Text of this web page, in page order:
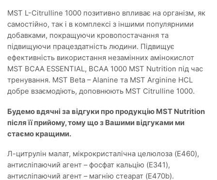
MST L-Сitrulline 1000 позитивно впливає на організм, як
самостійно, так і в комплексі з іншими популярними
добавками, покращуючи кровопостачання та
підвищуючи працездатність людини. Підвищує
ефективність використання незамінних амінокислот
MST BCAA ESSENTIAL, ВСАА 1000 MST Nutrition під час
тренування. MST Beta – Alanine та MST Arginine HCL
добре взаємодіють, доповнюють MST Citrulline 1000.
Будемо вдячні за відгуки про продукцію MST Nutrition
після її прийому, тому що з Вашими відгуками ми
стаємо кращими.
Л-цитрулін малат, мікрокристалічна целюлоза (E460),
антисліпаючий агент – фосфат кальцію (E341),
антисліпаючий агент – магнію стеарат (E470b).